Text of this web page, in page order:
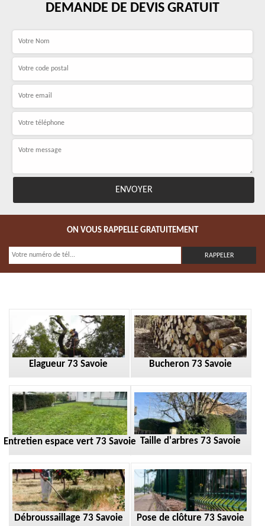
DEMANDE DE DEVIS GRATUIT
ON VOUS RAPPELLE GRATUITEMENT
Elagueur 73 Savoie Bucheron 73 Savoie
Entretien espace vert 73 Savoie Taille d'arbres 73 Savoie
Débroussaillage 73 Savoie Pose de clôture 73 Savoie